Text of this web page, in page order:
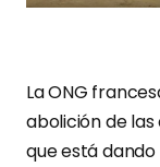
La ONG
abolición de
que está